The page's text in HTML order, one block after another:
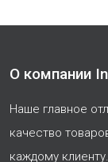
О компании
Наше главное
качество
каждому